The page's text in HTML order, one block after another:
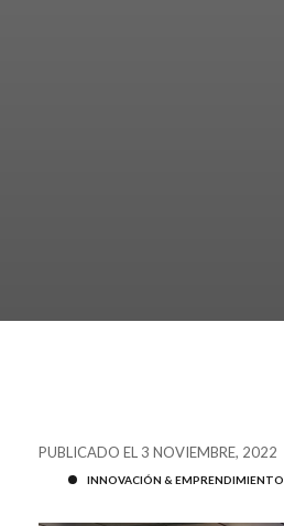
PUBLICADO EL 3 NOVIEMBRE, 2022
INNOVACIÓN & EMPRENDIMIENTO